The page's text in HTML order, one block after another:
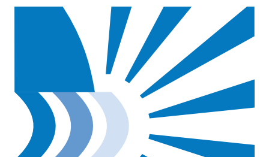
Skip